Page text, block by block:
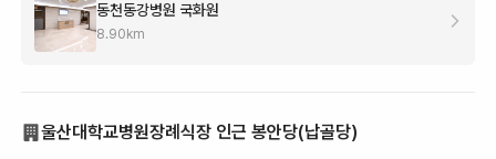
동천동강병원 국화원
8.90 km
울산대학교병원장례식장 인근 봉안당(납골당)